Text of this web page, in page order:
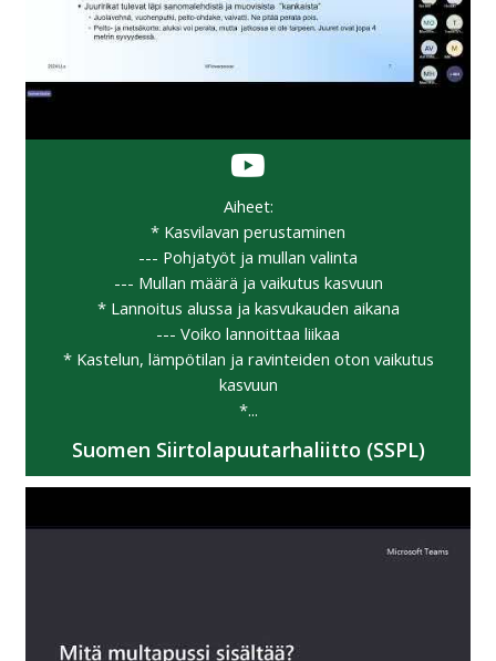
Aiheet:
* Kasvilavan perustaminen
--- Pohjatyöt ja mullan valinta
--- Mullan määrä ja vaikutus kasvuun
* Lannoitus alussa ja kasvukauden aikana
--- Voiko lannoittaa liikaa
* Kastelun, lämpötilan ja ravinteiden oton vaikutus
kasvuun
*...
Suomen Siirtolapuutarhaliitto (SSPL)